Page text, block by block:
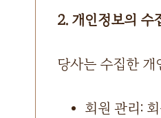
2. 개인정보의 수
당사는 수집한 개
회원 관리: